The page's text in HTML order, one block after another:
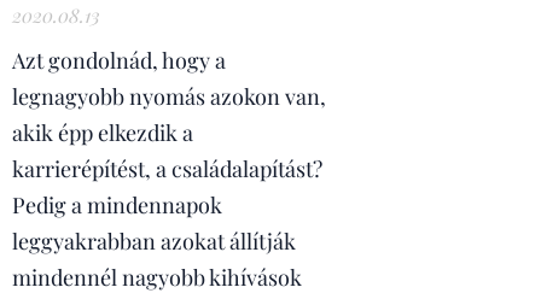
2020.08.13
Azt gondolnád, hogy a
legnagyobb nyomás azokon van,
akik épp elkezdik a
karrierépítést, a családalapítást?
Pedig a mindennapok
leggyakrabban azokat állítják
mindennél nagyobb kihívások